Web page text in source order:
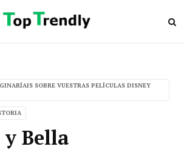
SOBRE VUESTRAS PELÍCULAS DISNEY
Bella